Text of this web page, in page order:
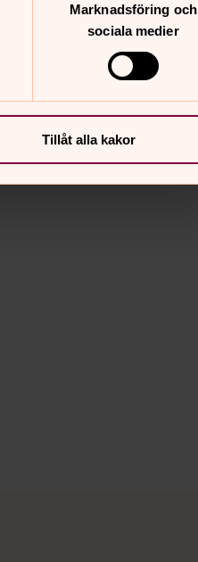
Marknadsföring och
sociala medier
Tillåt alla kakor